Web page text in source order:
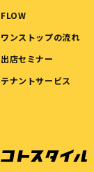
FLOW
ワンストップの流れ
出店セミナー
テナントサービス